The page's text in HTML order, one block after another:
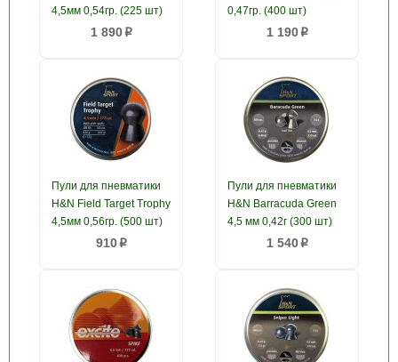
4,5мм 0,54гр. (225 шт)
1 890p
0,47гр. (400 шт)
1 190p
Пули для пневматики
H&N Field Target Trophy
4,5мм 0,56гр. (500 шт)
910p
Пули для пневматики
H&N Barracuda Green
4,5 мм 0,42г (300 шт)
1 540p